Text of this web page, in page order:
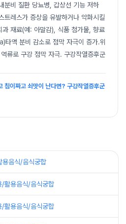
분비 질환 당뇨병, 갑상선 기능 저하
트레스가 증상을 유발하거나 악화시킬
과 재료(예: 아말감), 식품 첨가물, 향료
액 분비 감소로 점막 자극이 증가.위
류로 구강 점막 자극. 구강작열증후군
이짜고 쇠맛이 난다면? 구강작열증후군
용음식/음식궁합
/활용음식/음식궁합
/활용음식/음식궁합